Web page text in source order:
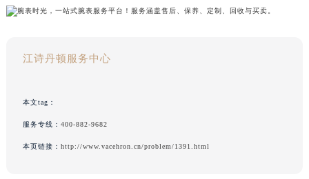
江诗丹顿服务中心
本文tag：
服务专线： 400-882-9682
本页链接： http://www.vacehron.cn/problem/1391.html